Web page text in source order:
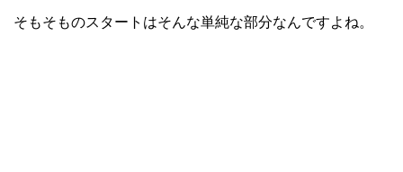
そもそものスタートはそんな単純な部分なんですよね。